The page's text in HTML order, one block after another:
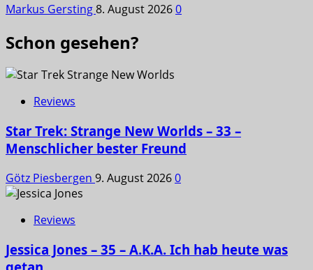
Markus Gersting8. August 20260
Schon gesehen?
Reviews
Star Trek: Strange New Worlds – 33 –
Menschlicher bester Freund
Götz Piesbergen 9. August 20260
Reviews
Jessica Jones – 35 – A.K.A. Ich hab heute was